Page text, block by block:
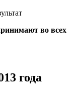
во всех
года